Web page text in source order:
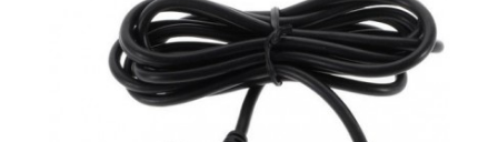
NIET OP VOORRAAD